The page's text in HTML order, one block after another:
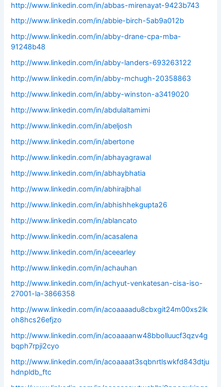
http://www.linkedin.com/in/abbas-mirenayat-9423b743
http://www.linkedin.com/in/abbie-birch-5ab9a012b
http://www.linkedin.com/in/abby-drane-cpa-mba-
91248b48
http://www.linkedin.com/in/abby-landers-693263122
http://www.linkedin.com/in/abby-mchugh-20358863
http://www.linkedin.com/in/abby-winston-a3419020
http://www.linkedin.com/in/abdulaltamimi
http://www.linkedin.com/in/abeljosh
http://www.linkedin.com/in/abertone
http://www.linkedin.com/in/abhayagrawal
http://www.linkedin.com/in/abhaybhatia
http://www.linkedin.com/in/abhirajbhal
http://www.linkedin.com/in/abhishhekgupta26
http://www.linkedin.com/in/ablancato
http://www.linkedin.com/in/acasalena
http://www.linkedin.com/in/aceearley
http://www.linkedin.com/in/achauhan
http://www.linkedin.com/in/achyut-venkatesan-cisa-iso-
27001-la-3866358
http://www.linkedin.com/in/acoaaaadu8cbxgit24m00xs2lk
oh8hcs26efjzo
http://www.linkedin.com/in/acoaaaanw48bbolluucf3qzv4g
bqph7rpji2cyo
http://www.linkedin.com/in/acoaaaat3sqbnrtlswkfd843dtju
hdnpldb_ftc